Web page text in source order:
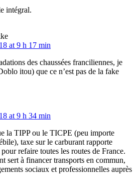
intégral.
at 9 h 17 min
des chaussées franciliennes, je
itou) que ce n’est pas de la fake
at 9 h 34 min
la TIPP ou le TICPE (peu importe
taxe sur le carburant rapporte
refaire toutes les routes de France.
sert à financer transports en commun,
sociaux et professionnelles auprès